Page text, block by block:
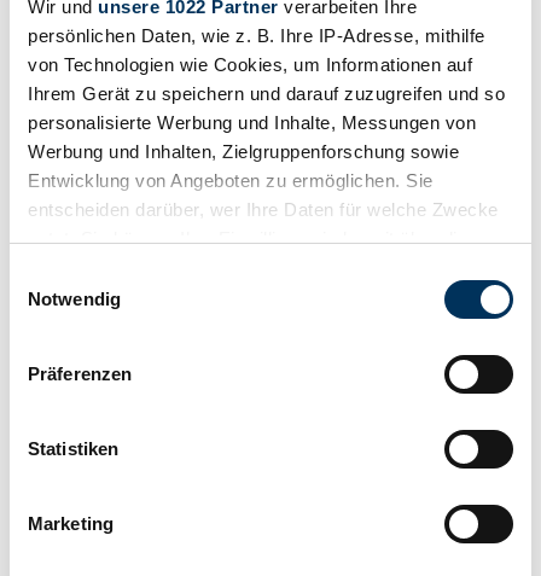
Wir und unsere 1022 Partner verarbeiten Ihre
persönlichen Daten, wie z. B. Ihre IP-Adresse, mithilfe
von Technologien wie Cookies, um Informationen auf
Ihrem Gerät zu speichern und darauf zuzugreifen und so
personalisierte Werbung und Inhalte, Messungen von
Werbung und Inhalten, Zielgruppenforschung sowie
Entwicklung von Angeboten zu ermöglichen. Sie
entscheiden darüber, wer Ihre Daten für welche Zwecke
nutzt. Sie können Ihre Einwilligung jederzeit über die
Trigger Symbol ändern oder widerrufen
Informationen über Ihre geografische Lage
können
bestimmten Merkmalen (Fingerprinting) identifizieren
Erfahren Sie mehr darüber, wie Ihre persönlichen Daten
Notwendig
Präferenzen
Statistiken
Marketing
Venditore
Non fornito